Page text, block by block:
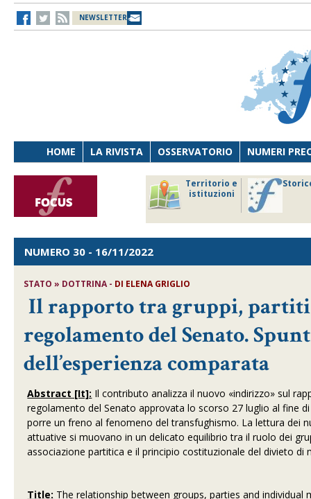
NEWSLETTER
HOME LA RIVISTA OSSERVATORIO NUMERI
Territorio e
istituzioni
NUMERO 30 - 16/11/2022
STATO » DOTTRINA - DI ELENA GRIGLIO
Il rapporto tra gruppi, partiti
regolamento del Senato.
dell’esperienza comparata
Abstract [It]: Il contributo analizza il nuovo «indirizzo» sul
regolamento del Senato approvata lo scorso 27 luglio al fine
porre un freno al fenomeno del transfughismo. La lettura dei
attuative si muovano in un delicato equilibrio tra il ruolo dei
associazione partitica e il principio costituzionale del divieto di
Title: The relationship between groups, parties and